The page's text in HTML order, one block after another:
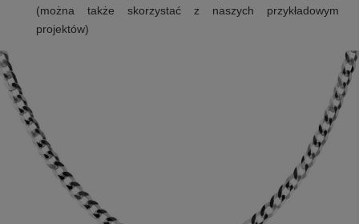
(można także skorzystać z naszych przykładowym
projektów)